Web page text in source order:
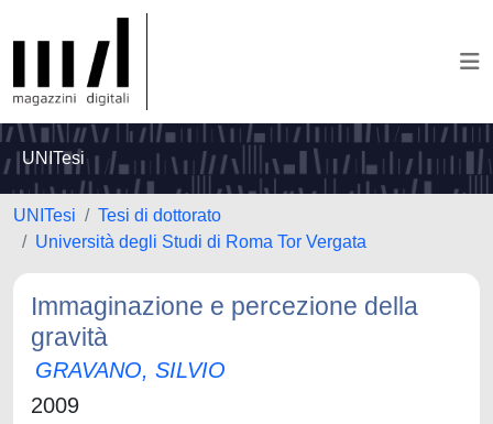
UNITesi
UNITesi
Tesi di dottorato
Università degli Studi di Roma Tor Vergata
Immaginazione e percezione della
gravità
GRAVANO, SILVIO
2009